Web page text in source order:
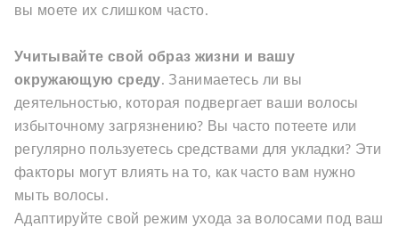
вы моете их слишком часто.
Учитывайте свой образ жизни и вашу
окружающую среду. Занимаетесь ли вы
деятельностью, которая подвергает ваши волосы
избыточному загрязнению? Вы часто потеете или
регулярно пользуетесь средствами для укладки? Эти
факторы могут влиять на то, как часто вам нужно
мыть волосы.
Адаптируйте свой режим ухода за волосами под ваш